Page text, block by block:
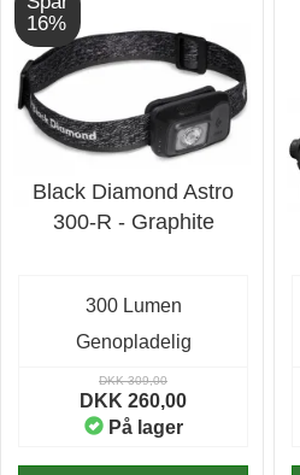
16%
Black Diamond Astro
300-R - Graphite
300 Lumen
Genopladelig
DKK 309,00
DKK 260,00
På lager